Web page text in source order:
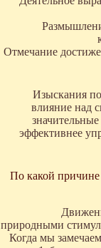
Отмечание
Изыскания
влияние над
эффективнее
По какой
природными
Когда мы